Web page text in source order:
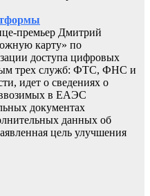
премьер Дмитрий
карту» по
доступа цифровых
трех служб: ФТС, ФНС и
идет о сведениях о
в ЕАЭС
документах
данных об
цель улучшения